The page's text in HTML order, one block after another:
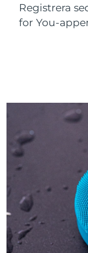
Registrera
for You-